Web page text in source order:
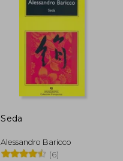
dcto.
Rápido
Seda
Alessandro Baricco
(6)